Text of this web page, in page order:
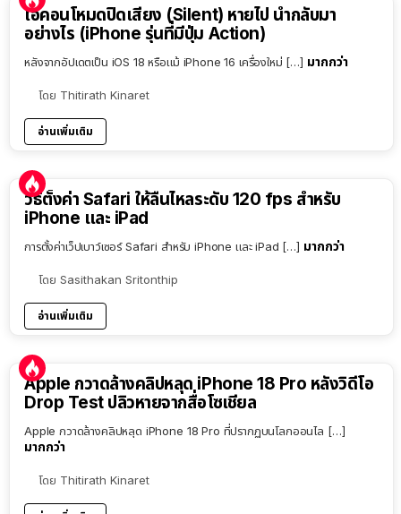
ไอคอนโหมดปิดเสียง (Silent) หายไป นำกลับมา
อย่างไร (iPhone รุ่นที่มีปุ่ม Action)
หลังจากอัปเดตเป็น iOS 18 หรือแม้ iPhone 16 เครื่องใหม่ […] มากกว่า
โดย Thitirath Kinaret
อ่านเพิ่มเติม
วิธีตั้งค่า Safari ให้ลื่นไหลระดับ 120 fps สำหรับ
iPhone และ iPad
การตั้งค่าเว็ปเบาว์เซอร์ Safari สำหรับ iPhone และ iPad […] มากกว่า
โดย Sasithakan Sritonthip
อ่านเพิ่มเติม
Apple กวาดล้างคลิปหลุด iPhone 18 Pro หลังวิดีโอ
Drop Test ปลิวหายจากสื่อโซเชียล
Apple กวาดล้างคลิปหลุด iPhone 18 Pro ที่ปรากฏบนโลกออนไล […]
มากกว่า
โดย Thitirath Kinaret